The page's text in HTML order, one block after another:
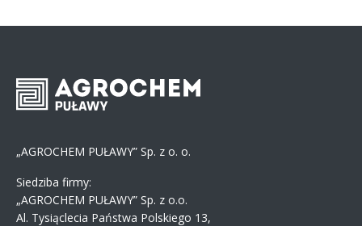
„AGROCHEM PUŁAWY” Sp. z o. o.
Siedziba firmy:
„AGROCHEM PUŁAWY” Sp. z o.o.
Al. Tysiąclecia Państwa Polskiego 13,